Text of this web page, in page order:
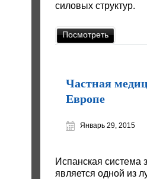
силовых структур.
Посмотреть
Частная
Европе
Январь 29, 2015
Испанская система
является одной из